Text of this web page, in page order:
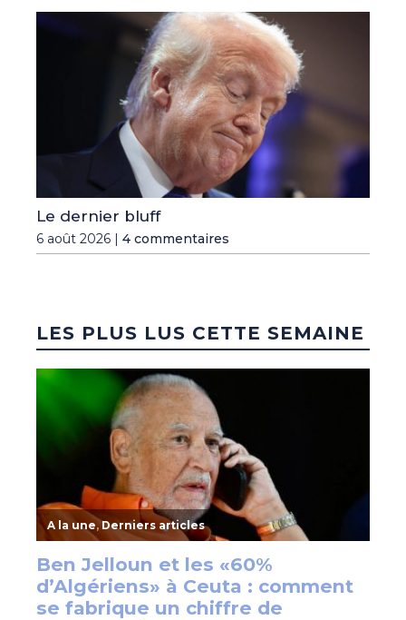
Le dernier bluff
6 août 2026 | 4 commentaires
LES PLUS LUS CETTE SEMAINE